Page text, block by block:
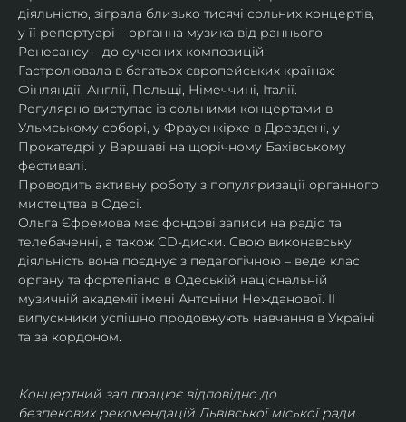
діяльністю, зіграла близько тисячі сольних концертів,
у її репертуарі – органна музика від раннього
Ренесансу – до сучасних композицій.
Гастролювала в багатьох європейських країнах:
Фінляндії, Англії, Польщі, Німеччині, Італії.
Регулярно виступає із сольними концертами в
Ульмському соборі, у Фрауенкірхе в Дрездені, у
Прокатедрі у Варшаві на щорічному Бахівському
фестивалі.
Проводить активну роботу з популяризації органного
мистецтва в Одесі.
Ольга Єфремова має фондові записи на радіо та
телебаченні, а також CD-диски. Свою виконавську
діяльність вона поєднує з педагогічною – веде клас
органу та фортепіано в Одеській національній
музичній академії імені Антоніни Нежданової. ЇЇ
випускники успішно продовжують навчання в Україні
та за кордоном.
Концертний зал працює відповідно до
безпекових рекомендацій Львівської міської ради.